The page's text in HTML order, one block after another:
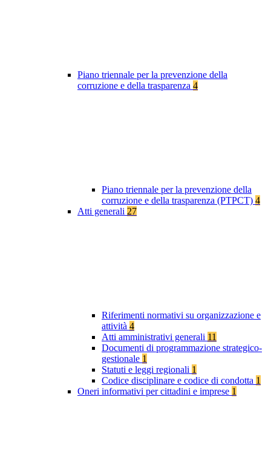
Piano triennale per la prevenzione della
corruzione e della trasparenza 4
Piano triennale per la prevenzione della
corruzione e della trasparenza (PTPCT) 4
Atti generali 27
Riferimenti normativi su organizzazione e
attività 4
Atti amministrativi generali 11
Documenti di programmazione strategico-
gestionale 1
Statuti e leggi regionali 1
Codice disciplinare e codice di condotta 1
Oneri informativi per cittadini e imprese 1